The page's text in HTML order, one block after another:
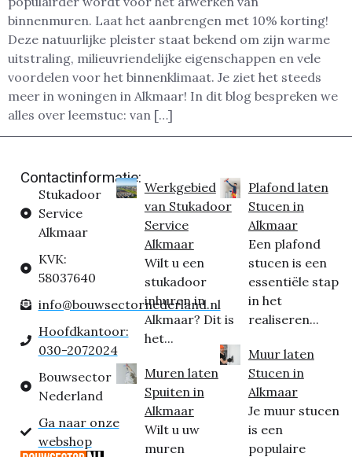
binnenmuren. Laat het aanbrengen met 10% korting!
Deze natuurlijke pleister staat bekend om zijn warme
uitstraling, milieuvriendelijke eigenschappen en vele
voordelen voor het binnenklimaat. Je ziet het steeds
meer in woningen in Alkmaar! In dit blog bespreken we
alles over leemstuc: van […]
Contactinformatie:
Stukadoor
Service
Alkmaar
KVK:
58037640
info@bouwsectornederland.nl
Hoofdkantoor:
030-2072024
Bouwsector
Nederland
Ga naar onze
webshop
Werkgebied
van Stukadoor
Service
Alkmaar
Wilt u een
stukadoor
inhuren in
Alkmaar? Dit is
het...
Muren laten
Spuiten in
Alkmaar
Wilt u uw
muren
Plafond laten
Stucen in
Alkmaar
Een plafond
stucen is een
essentiële stap
in het
realiseren...
Muur laten
Stucen in
Alkmaar
Je muur stucen
is een
populaire